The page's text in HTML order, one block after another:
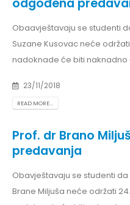
odgođena
Obaavještavaju se studenti
Suzane Kusovac neće održati
nadoknade će biti naknadno
23/11/2018
READ MORE...
Prof. dr Brano
predavanja
Obavještavaju se studenti
Brane Miljuša neće održati